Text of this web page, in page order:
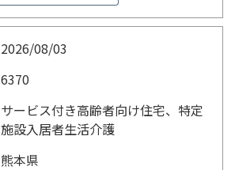
2026/08/03
6370
サービス付き高齢者向け住宅、特定
施設入居者生活介護
熊本県